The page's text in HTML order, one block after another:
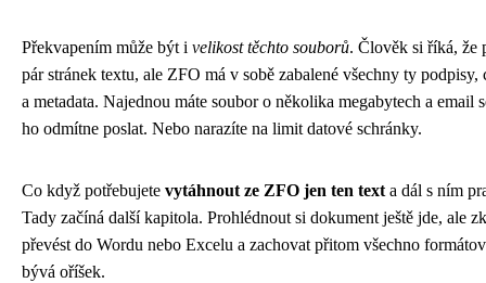
Překvapením může být i velikost těchto souborů. Člověk si říká, že
pár stránek textu, ale ZFO má v sobě zabalené všechny ty
a metadata. Najednou máte soubor o několika megabytech a email
ho odmítne poslat. Nebo narazíte na limit datové schránky.
Co když potřebujete vytáhnout ze ZFO jen ten text a dál s ním
Tady začíná další kapitola. Prohlédnout si dokument ještě jde, ale
převést do Wordu nebo Excelu a zachovat přitom všechno
bývá oříšek.